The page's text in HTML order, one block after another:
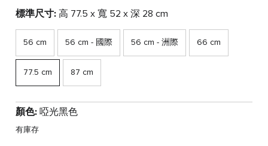
標準尺寸: 高 77.5 x 寬 52 x 深 28 cm
56 cm 56 cm - 國際 56 cm - 洲際 66 cm
77.5 cm 87 cm
顏色: 啞光黑色
有庫存